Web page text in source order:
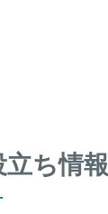
ち情報